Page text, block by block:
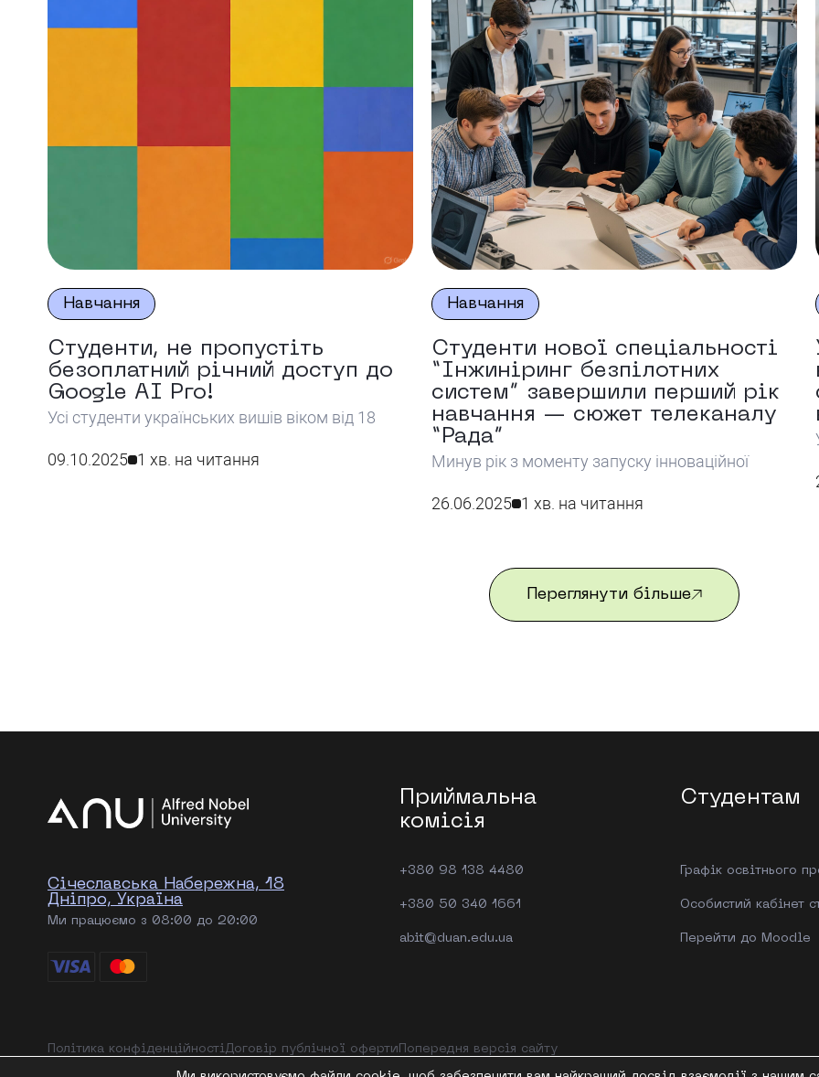
Навчання
Студенти, не пропустіть
безоплатний річний доступ до
Google AI Pro!
Усі студенти українських вишів віком від 18
Альфреда Нобеля, мають змогу отримати
09.10.2025 1 хв. на читання
Навчання
Студенти нової спеціальності
“Інжиніринг безпілотних
систем” завершили перший рік
навчання — сюжет телеканалу
“Рада”
Минув рік з моменту запуску інноваційної
систем” в Університеті імені Альфреда Нобеля.
студенти діляться враженнями від навчання,
розповідають про набуті знання та практичні
навички, зокрема у сфері проектування,
26.06.2025 1 хв. на читання
Переглянути більше
Січеславська Набережна, 18
Дніпро, Україна
Ми працюємо з 08:00 до 20:00
Приймальна
комісія
+380 98 138 4480
+380 50 340 1661
abit@duan.edu.ua
Студентам
Графік освітнього
Особистий кабінет
Перейти до Moodle
Політика конфіденційностіДоговір публічної оферти Попередня версія сайту